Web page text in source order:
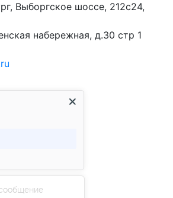
Выборгское шоссе, 212с24,
набережная, д.30 стр 1
из гранита
камень